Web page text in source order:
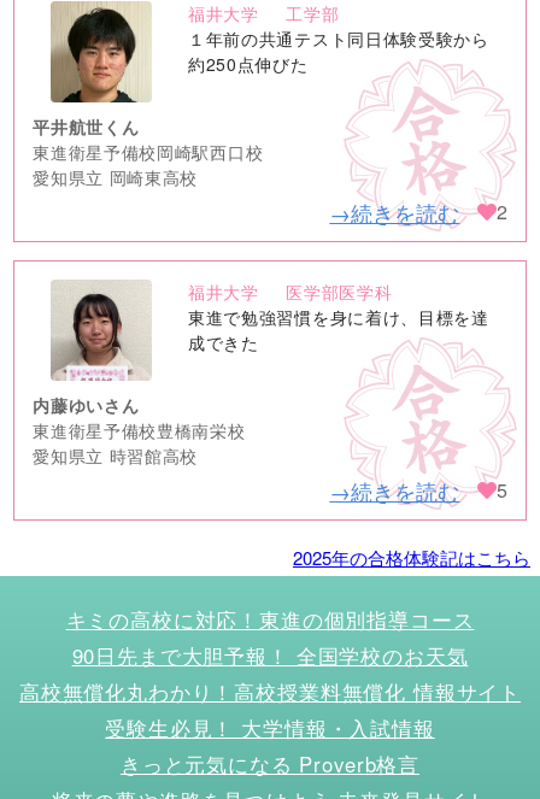
no
image
福井大学
工学部
１年前の共通テスト同日体験受験から
約250点伸びた
平井航世くん
東進衛星予備校岡崎駅西口校
愛知県立 岡崎東高校
→続きを読む 2
no
image
福井大学
医学部医学科
東進で勉強習慣を身に着け、目標を達
成できた
内藤ゆいさん
東進衛星予備校豊橋南栄校
愛知県立 時習館高校
→続きを読む 5
2025年の合格体験記はこちら
キミの高校に対応！東進の個別指導コース
90日先まで大胆予報！ 全国学校のお天気
高校無償化丸わかり！高校授業料無償化 情報サイト
受験生必見！ 大学情報・入試情報
きっと元気になる Proverb格言